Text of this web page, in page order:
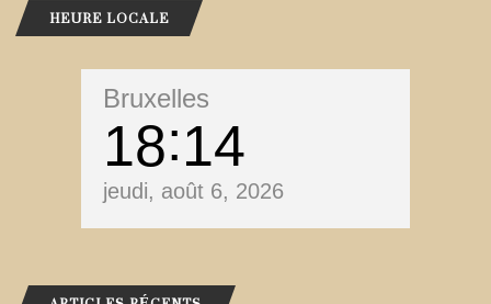
HEURE LOCALE
Bruxelles
18 14
jeudi, août 6, 2026